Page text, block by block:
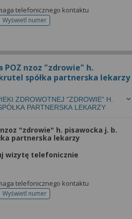
telefonicznego kontaktu
Wyświetl numertelefonu do rejestracji
POZ nzoz "zdrowie" h.
spółka partnerska lekarzy
ZDROWOTNEJ "ZDROWIE" H.
PARTNERSKA LEKARZY
"zdrowie" h. pisawocka j. b.
partnerska lekarzy
wizytę telefonicznie
telefonicznego kontaktu
Wyświetl numertelefonu do rejestracji